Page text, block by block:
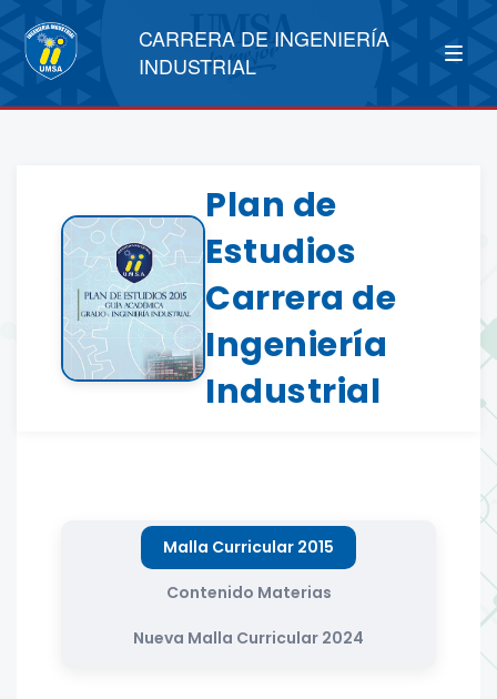
CARRERA DE INGENIERÍA
INDUSTRIAL
Plan de
Estudios
Carrera de
Ingeniería
Industrial
Malla Curricular 2015
Contenido Materias
Nueva Malla Curricular 2024